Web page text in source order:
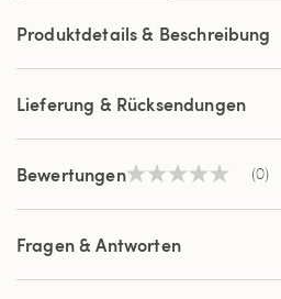
Produktdetails & Beschreibung
Lieferung & Rücksendungen
BewertungenKein
Link
derselben
(0)
Fragen & Antworten